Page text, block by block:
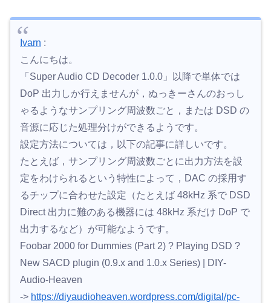
Ivarn :
こんにちは。
「Super Audio CD Decoder 1.0.0」以降で単体では
DoP 出力しか行えませんが，ぬっきーさんのおっし
ゃるようなサンプリング周波数ごと，または DSD の
音源に応じた処理分けができるようです。
設定方法については，以下の記事に詳しいです。
たとえば，サンプリング周波数ごとに出力方法を設
定をわけられるという特性によって，DAC の採用す
るチップに合わせた設定（たとえば 48kHz 系で DSD
Direct 出力に難のある機器には 48kHz 系だけ DoP で
出力するなど）が可能なようです。
Foobar 2000 for Dummies (Part 2) ? Playing DSD ?
New SACD plugin (0.9.x and 1.0.x Series) | DIY-
Audio-Heaven
-> https://diyaudioheaven.wordpress.com/digital/pc-